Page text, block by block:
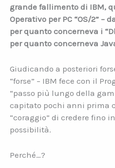
grande fallimento di IBM,
Operativo per PC “OS/2” –
per quanto concerneva i
per quanto concerneva
Giudicando a posteriori
“forse” – IBM fece con il
“passo più lungo della
capitato pochi anni prima
“coraggio” di credere fino
possibilità.
Perché…?